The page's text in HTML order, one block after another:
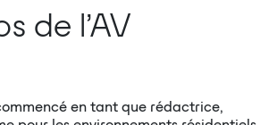
de l’AV
en tant que rédactrice,